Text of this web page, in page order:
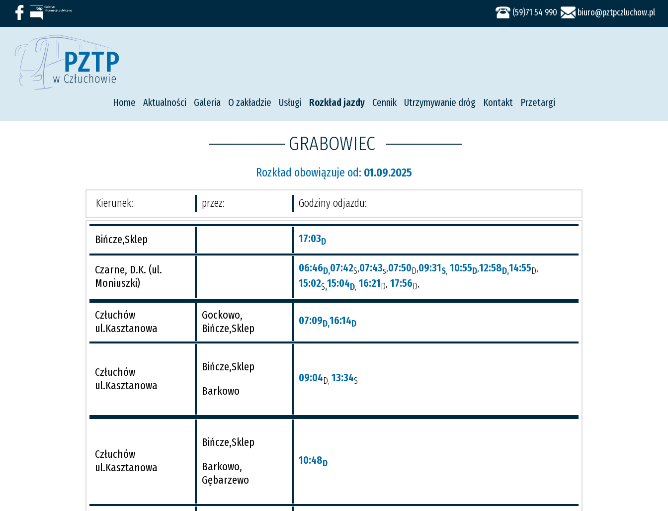
(59)71 54 990 biuro@pztpczluchow.pl
Home Aktualności Galeria O zakładzie Usługi Rozkład jazdy Cennik Utrzymywanie dróg Kontakt Przetargi
------------------- GRABOWIEC -------------------
Rozkład obowiązuje od: 01.09.2025
Kierunek: przez: Godziny odjazdu:
Bińcze,Sklep 17:03D
Czarne, D.K. (ul.
Moniuszki)
06:46D,07:42S,07:43s,07:50D,09:31S, 10:55D,12:58D,14:55D,
15:02S,15:04D, 16:21D, 17:56D,
Człuchów
ul.Kasztanowa
Gockowo,
Bińcze,Sklep
07:09D,16:14D
Człuchów
ul.Kasztanowa
Bińcze,Sklep
Barkowo
09:04D, 13:34S
Człuchów
ul.Kasztanowa
Bińcze,Sklep
Barkowo,
Gębarzewo
10:48D